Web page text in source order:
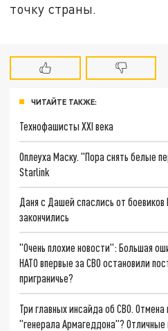
точку страны.
ЧИТАЙТЕ ТАКЖЕ:
Технофашисты XXI века
Оплеуха Маску. "Пора снять белые
Starlink
Даня с Дашей спаслись от
закончились
"Очень плохие новости": Большая
НАТО впервые за СВО остановили
приграничье?
Три главных инсайда об СВО.
"генерала Армагеддона"?